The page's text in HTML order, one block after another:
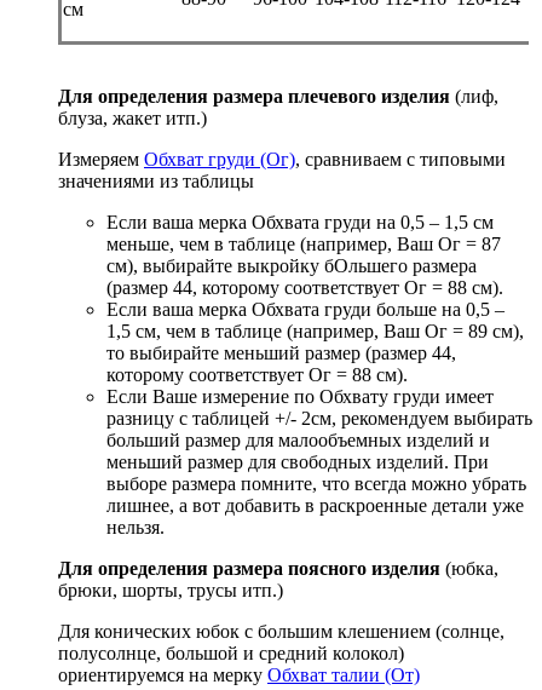
см
Для определения размера плечевого изделия (лиф,
блуза, жакет итп.)
Измеряем Обхват груди (Ог), сравниваем с типовыми
значениями из таблицы
Если ваша мерка Обхвата груди на 0,5 – 1,5 см
меньше, чем в таблице (например, Ваш Ог = 87
см), выбирайте выкройку бОльшего размера
(размер 44, которому соответствует Ог = 88 см).
Если ваша мерка Обхвата груди больше на 0,5 –
1,5 см, чем в таблице (например, Ваш Ог = 89 см),
то выбирайте меньший размер (размер 44,
которому соответствует Ог = 88 см).
Если Ваше измерение по Обхвату груди имеет
разницу с таблицей +/- 2см, рекомендуем выбирать
больший размер для малообъемных изделий и
меньший размер для свободных изделий. При
выборе размера помните, что всегда можно убрать
лишнее, а вот добавить в раскроенные детали уже
нельзя.
Для определения размера поясного изделия (юбка,
брюки, шорты, трусы итп.)
Для конических юбок с большим клешением (солнце,
полусолнце, большой и средний колокол)
ориентируемся на мерку Обхват талии (От)